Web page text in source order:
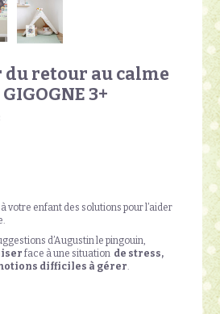
du retour au calme
3+
votre enfant des solutions pour l’aider
d’Augustin le pingouin,
face à une situation de stress,
difficiles à gérer.